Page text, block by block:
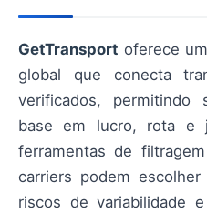
GetTransport oferece
global que conecta
verificados, permitindo
base em lucro, rota e
ferramentas de
carriers podem
riscos de variabilidade